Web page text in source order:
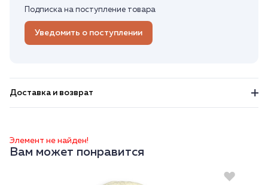
Подписка на поступление товара
Уведомить о поступлении
Доставка и возврат
Элемент не найден!
Вам может понравится